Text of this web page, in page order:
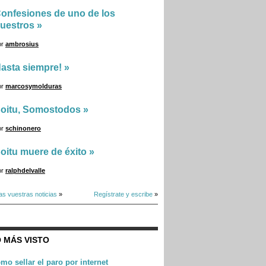
de uno de los
»
ambrosius
siempre! »
marcosymolduras
Somostodos »
schinonero
muere de éxito »
ralphdelvalle
vuestras noticias » Regístrate y escribe »
MÁS VISTO
sellar el paro por internet